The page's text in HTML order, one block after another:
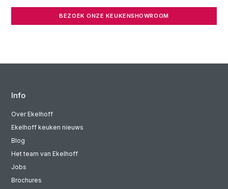
BEZOEK ONZE KEUKENSHOWROOM
Info
Over Ekelhoff
Ekelhoff keuken nieuws
Blog
Het team van Ekelhoff
Jobs
Brochures